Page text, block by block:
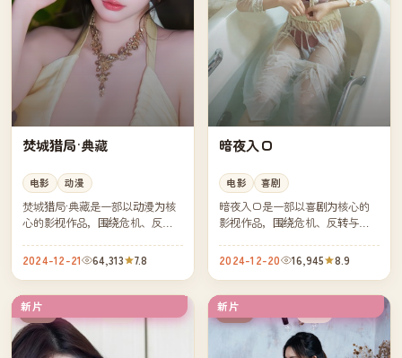
焚城猎局·典藏
电影 动漫
焚城猎局·典藏是一部以动漫为核
心的影视作品，围绕危机、反转
凑，值得推荐观看。
2024-12-21 64,313 7.8
暗夜入口
电影 喜剧
暗夜入口是一部以喜剧为核心的
影视作品，围绕危机、反转与人
得推荐观看。
2024-12-20 16,945 8.9
新片
中国 新片
中国